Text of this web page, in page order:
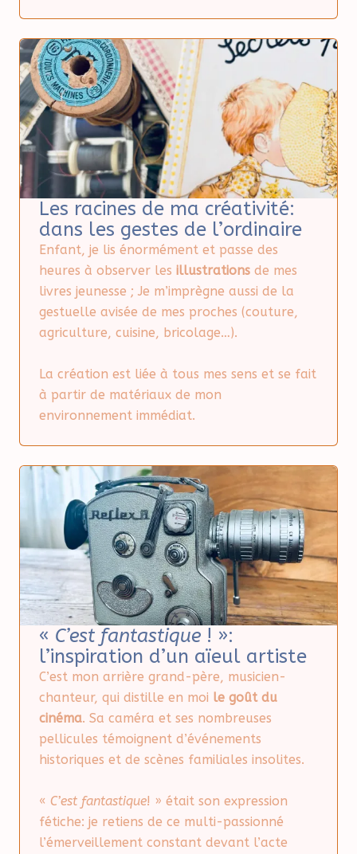
Les racines de ma créativité:
dans les gestes de l’ordinaire
Enfant, je lis énormément et passe des
heures à observer les illustrations de mes
livres jeunesse ; Je m’imprègne aussi de la
gestuelle avisée de mes proches (couture,
agriculture, cuisine, bricolage…).
La création est liée à tous mes sens et se fait
à partir de matériaux de mon
environnement immédiat.
« C’est fantastique ! »:
l’inspiration d’un aïeul artiste
C’est mon arrière grand-père, musicien-
chanteur, qui distille en moi le goût du
cinéma. Sa caméra et ses nombreuses
pellicules témoignent d’événements
historiques et de scènes familiales insolites.
« C’est fantastique! » était son expression
fétiche: je retiens de ce multi-passionné
l’émerveillement constant devant l’acte